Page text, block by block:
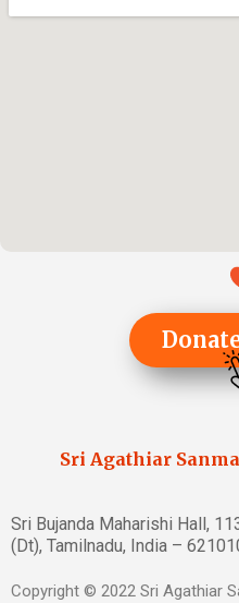
Sri Agathiar
Sri Bujanda Maharishi Hall,
(Dt), Tamilnadu, India –
Copyright © 2022 Sri Agathiar